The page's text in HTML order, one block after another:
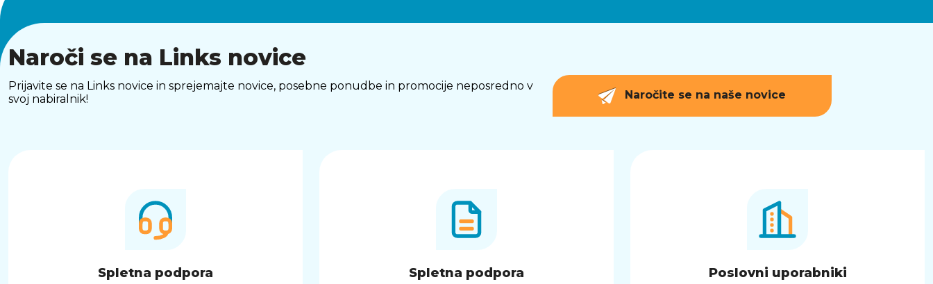
Naroči se na Links novice
Prijavite se na Links novice in sprejemajte novice, posebne ponudbe in promocije neposredno v
svoj nabiralnik!
Naročite se na naše novice
Spletna podpora
Spletna podpora
Poslovni uporabniki